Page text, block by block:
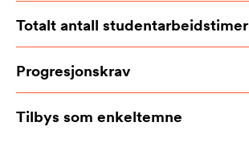
Totalt antall studentarbeidstimer
Progresjonskrav
Tilbys som enkeltemne